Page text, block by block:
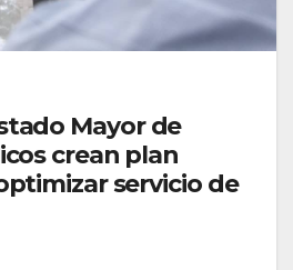
Mayor de
crean plan
servicio de